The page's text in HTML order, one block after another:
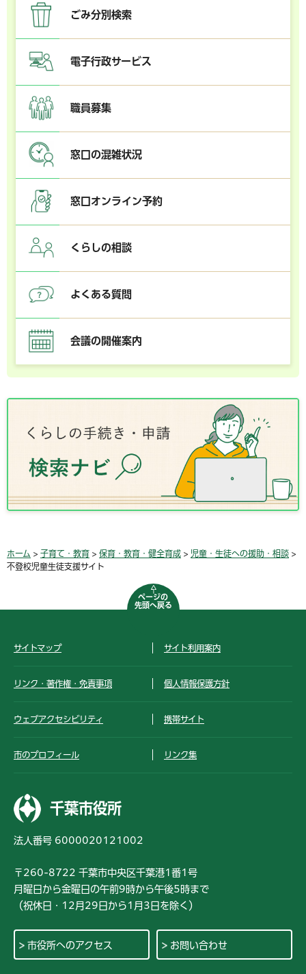
ごみ分別検索
電子行政サービス
職員募集
窓口の混雑状況
窓口オンライン予約
くらしの相談
よくある質問
会議の開催案内
ホーム > 子育て・教育 > 保育・教育・健全育成 > 児童・生徒への援助・相談 >
不登校児童生徒支援サイト
ページの
先頭へ戻る
サイトマップ サイト利用案内
リンク・著作権・免責事項 個人情報保護方針
ウェブアクセシビリティ 携帯サイト
市のプロフィール リンク集
千葉市役所
法人番号 6000020121002
〒260-8722 千葉市中央区千葉港1番1号
月曜日から金曜日の午前9時から午後5時まで
（祝休日・12月29日から1月3日を除く）
市役所へのアクセス お問い合わせ